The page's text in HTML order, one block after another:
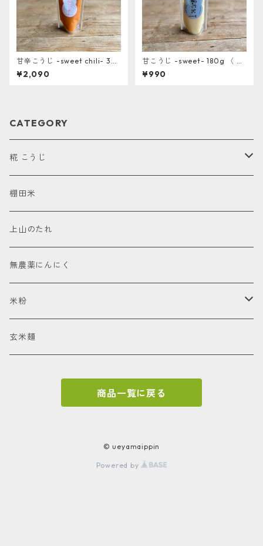
甘辛こうじ -sweet chili- 30
0g 〈 上山棚田の米糀使用〉
¥2,090
甘こうじ -sweet- 180g 〈 上
山棚田の米糀使用〉
¥990
CATEGORY
糀 こうじ
甘酒
塩こうじ
醤油こうじ
辛こうじ
甘辛こうじ
棚田米
上山のたれ
無農薬にんにく
米粉
お米の香りと食感を味わうスコーンのための米粉
玄米麺
商品一覧に戻る
© ueyamaippin
Powered by